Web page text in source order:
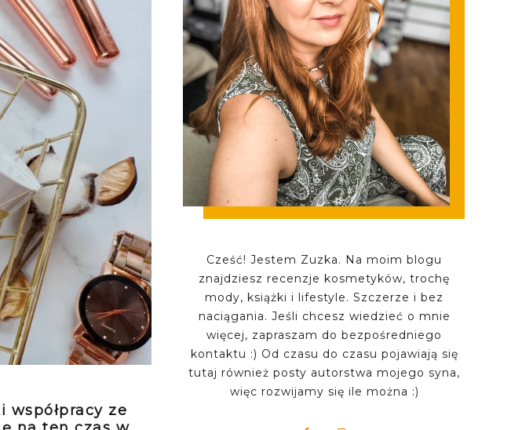
współpracy ze
Cześć! Jestem Zuzka. Na moim blogu
znajdziesz recenzje kosmetyków, trochę
mody, książki i lifestyle. Szczerze i bez
naciągania. Jeśli chcesz wiedzieć o mnie
więcej, zapraszam do bezpośredniego
kontaktu :) Od czasu do czasu pojawiają się
tutaj również posty autorstwa mojego syna,
więc rozwijamy się ile można :)